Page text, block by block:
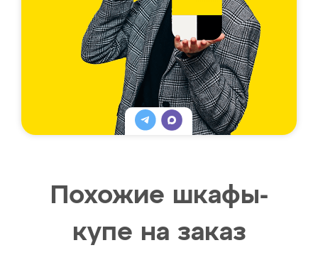
Похожие шкафы-
купе на заказ